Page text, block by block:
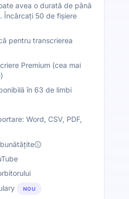
avea o durată de până
Încărcați 50 de fișiere
pentru transcrierea
Premium (cea mai
în 63 de limbi
Word, CSV, PDF,
NOU